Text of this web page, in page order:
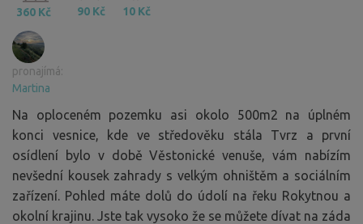
360 Kč 90 Kč 10 Kč
pronajímá:
Martina
Na oploceném pozemku asi okolo 500m2 na úplném
konci vesnice, kde ve středověku stála Tvrz a první
osídlení bylo v době Věstonické venuše, vám nabízím
nevšední kousek zahrady s velkým ohništěm a sociálním
zařízení. Pohled máte dolů do údolí na řeku Rokytnou a
okolní krajinu. Jste tak vysoko že se můžete dívat na záda